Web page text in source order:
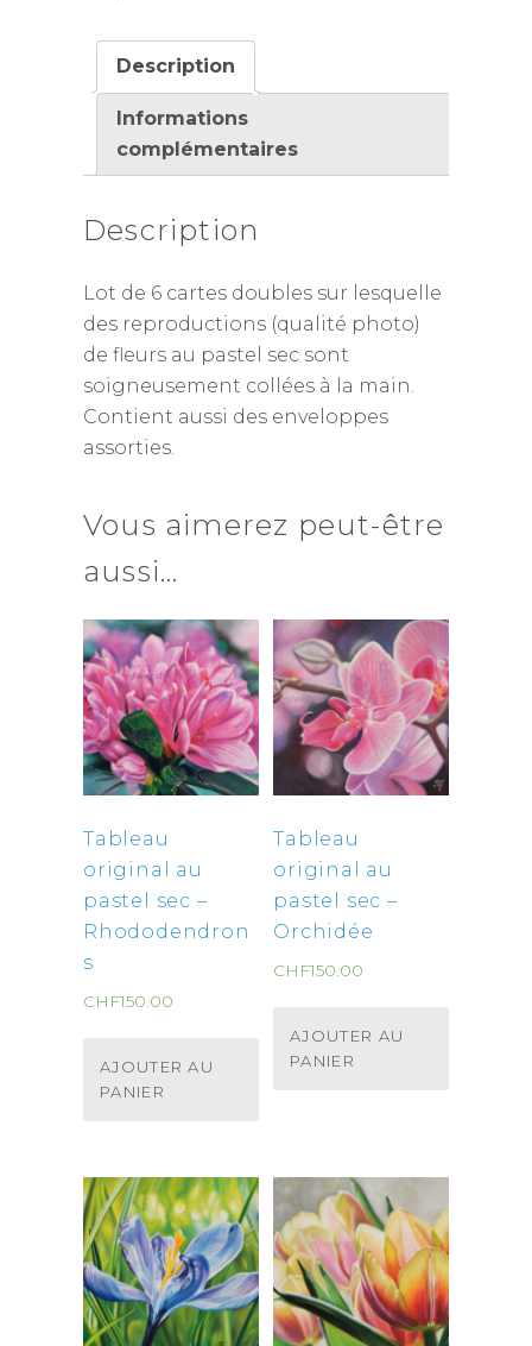
Description
Informations
complémentaires
Description
Lot de 6 cartes doubles sur lesquelle
des reproductions (qualité photo)
de fleurs au pastel sec sont
soigneusement collées à la main.
Contient aussi des enveloppes
assorties.
Vous aimerez peut-être
aussi…
Tableau
original au
pastel sec –
Rhododendron
s
CHF150.00
AJOUTER AU
PANIER
Tableau
original au
pastel sec –
Orchidée
CHF150.00
AJOUTER AU
PANIER